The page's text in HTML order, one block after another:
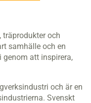
träprodukter och
samhälle och en
genom att inspirera,
och är en
Svenskt